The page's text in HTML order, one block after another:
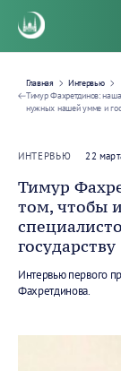
Главная
Интервью
Тимур Фахретдинов: наша
нужных нашей умме и
ИНТЕРВЬЮ 22
Тимур
том, чтобы
государству
Интервью первого
Фахретдинова.